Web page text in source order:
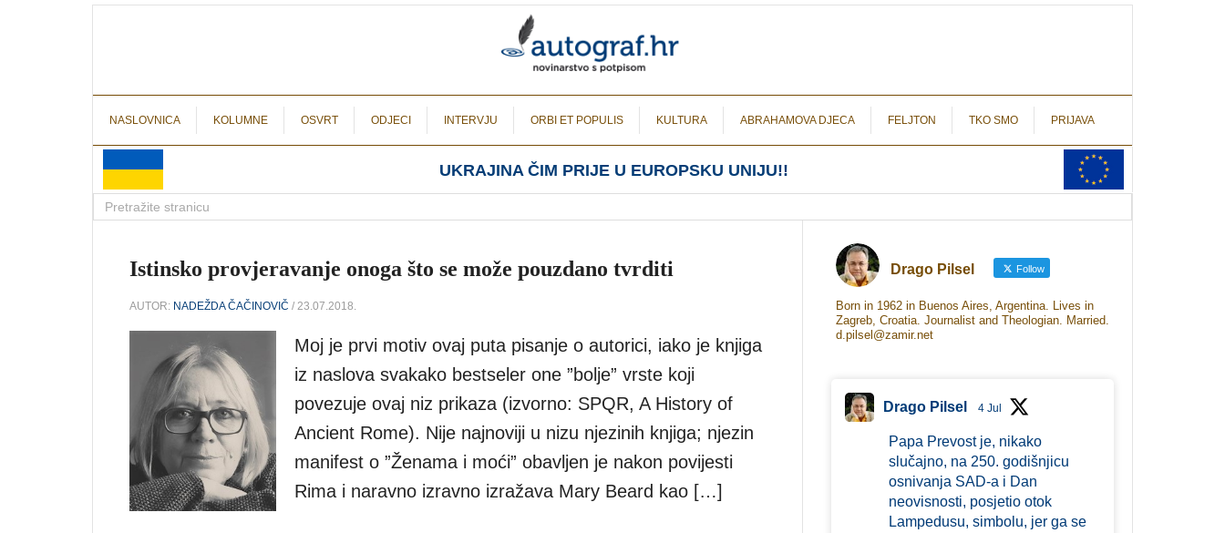
NASLOVNICA KOLUMNE OSVRT ODJECI INTERVJU ORBI ET POPULIS KULTURA ABRAHAMOVA DJECA FELJTON TKO SMO PRIJAVA
UKRAJINA ČIM PRIJE U EUROPSKU UNIJU!!
Istinsko provjeravanje onoga što se može pouzdano tvrditi
AUTOR: NADEŽDA ČAČINOVIČ / 23.07.2018.
Moj je prvi motiv ovaj puta pisanje o autorici, iako je knjiga
iz naslova svakako bestseler one ”bolje” vrste koji
povezuje ovaj niz prikaza (izvorno: SPQR, A History of
Ancient Rome). Nije najnoviji u nizu njezinih knjiga; njezin
manifest o ”Ženama i moći” obavljen je nakon povijesti
Rima i naravno izravno izražava Mary Beard kao […]
Drago Pilsel Follow
Born in 1962 in Buenos Aires, Argentina. Lives in
Zagreb, Croatia. Journalist and Theologian. Married.
d.pilsel@zamir.net
Drago Pilsel 4 Jul
Papa Prevost je, nikako
slučajno, na 250. godišnjicu
osnivanja SAD-a i Dan
neovisnosti, posjetio otok
Lampedusu, simbolu, jer ga se